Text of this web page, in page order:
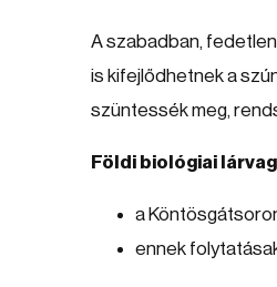
A szabadban,
is kifejlődhetnek a
szüntessék meg,
Földi biológiai
a
ennek